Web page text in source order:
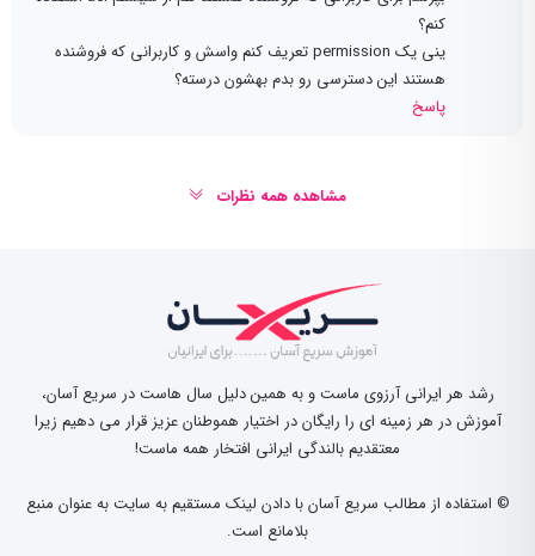
کنم؟
ینی یک permission تعریف کنم واسش و کاربرانی که فروشنده
هستند این دسترسی رو بدم بهشون درسته؟
پاسخ
مشاهده همه نظرات
رشد هر ایرانی آرزوی ماست و به همین دلیل سال هاست در سریع آسان،
آموزش در هر زمینه ای را رایگان در اختیار هموطنان عزیز قرار می دهیم زیرا
معتقدیم بالندگی ایرانی افتخار همه ماست!
© استفاده از مطالب سریع آسان با دادن لینک مستقیم به سایت به عنوان منبع
بلامانع است.